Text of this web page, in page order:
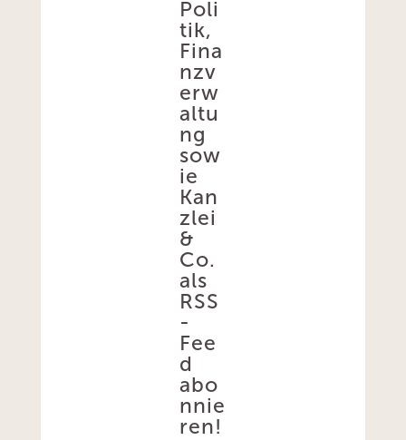
Poli
tik,
Fina
nzv
erw
altu
ng
sow
ie
Kan
zlei
&
Co.
als
RSS
-
Fee
d
abo
nnie
ren!